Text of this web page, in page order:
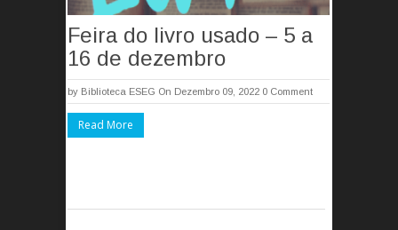
Feira do livro usado – 5 a
16 de dezembro
by Biblioteca ESEG On Dezembro 09, 2022 0 Comment
Read More